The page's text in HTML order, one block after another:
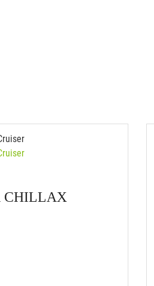
CHILLAX